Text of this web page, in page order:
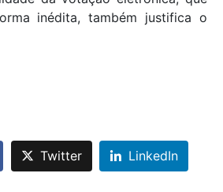
inédita, também justifica o
Twitter LinkedIn